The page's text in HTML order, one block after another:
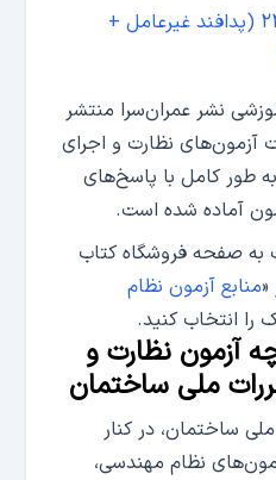
سرابانک مباحث ۲۱ و ۲۲ (پدافند غیرعامل +
نشر عمران‌سرا منتشر
آزمون‌های نظارت و اجرای
طور کامل با پاسخ‌های
آماده شده است.
به صفحه فروشگاه کتاب
منابع آزمون نظام
را انتخاب کنید.
آزمون نظارت و
ملی ساختمان
ملی ساختمان، در کنار
نظام مهندسی،